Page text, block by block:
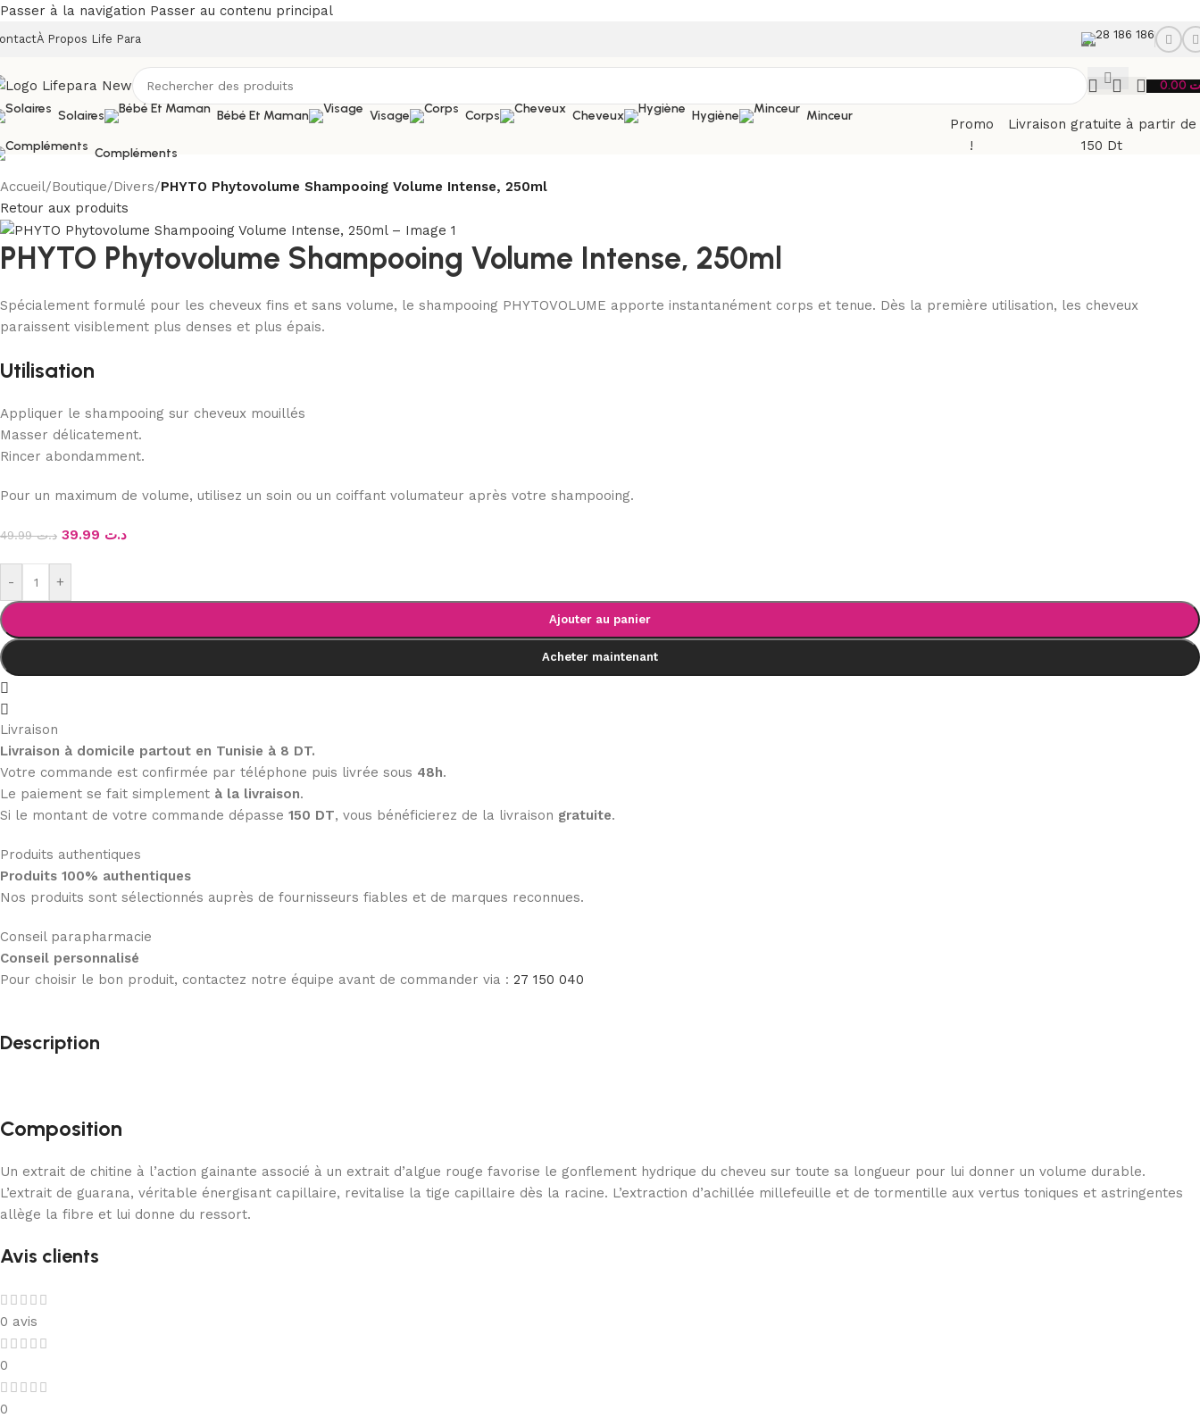
Passer à la navigation Passer au contenu principal
À Propos Life Para 28 186 186
Solaires
Bébé Et Maman Visage Corps Cheveux Hygiène Minceur
Compléments
Promo
!
Livraison gratuite à partir de
150 Dt
Accueil/Boutique/Divers/PHYTO Phytovolume Shampooing Volume Intense, 250ml
Retour aux produits
PHYTO Phytovolume Shampooing Volume Intense, 250ml
Spécialement formulé pour les cheveux fins et sans volume, le shampooing PHYTOVOLUME apporte instantanément corps et tenue. Dès la première utilisation, les cheveux
paraissent visiblement plus denses et plus épais.
Utilisation
Appliquer le shampooing sur cheveux mouillés
Masser délicatement.
Rincer abondamment.
Pour un maximum de volume, utilisez un soin ou un coiffant volumateur après votre shampooing.
د.ت49.99 د.ت
- +
Ajouter au panier
Acheter maintenant
Livraison
Livraison à domicile partout en Tunisie à 8 DT.
Votre commande est confirmée par téléphone puis livrée sous 48h.
Le paiement se fait simplement à la livraison.
Si le montant de votre commande dépasse 150 DT, vous bénéficierez de la livraison gratuite.
Produits authentiques
Produits 100% authentiques
Nos produits sont sélectionnés auprès de fournisseurs fiables et de marques reconnues.
Conseil parapharmacie
Conseil personnalisé
Pour choisir le bon produit, contactez notre équipe avant de commander via : 27 150 040
Description
Composition
Un extrait de chitine à l’action gainante associé à un extrait d’algue rouge favorise le gonflement hydrique du cheveu sur toute sa longueur pour lui donner un volume durable.
L’extrait de guarana, véritable énergisant capillaire, revitalise la tige capillaire dès la racine. L’extraction d’achillée millefeuille et de tormentille aux vertus toniques et astringentes
allège la fibre et lui donne du ressort.
Avis clients
0 avis
0
0